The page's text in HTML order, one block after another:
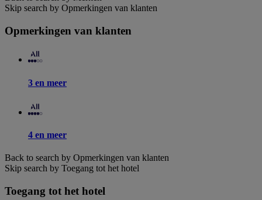
Skip search by Opmerkingen van klanten
Opmerkingen van klanten
3 en meer
4 en meer
Back to search by Opmerkingen van klanten
Skip search by Toegang tot het hotel
Toegang tot het hotel